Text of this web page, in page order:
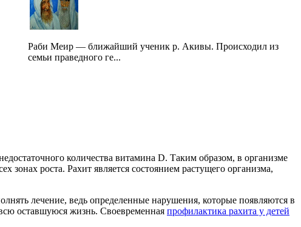
Раби Меир — ближайший ученик р. Акивы. Происходил из
семьи праведного ге...
количества витамина D. Таким образом, в организме
роста. Рахит является состоянием растущего организма,
лечение, ведь определенные нарушения, которые появляются в
оставшуюся жизнь. Своевременная профилактика рахита у детей